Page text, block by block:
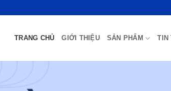
TRANG CHỦ GIỚI THIỆU SẢN PHẨM TIN